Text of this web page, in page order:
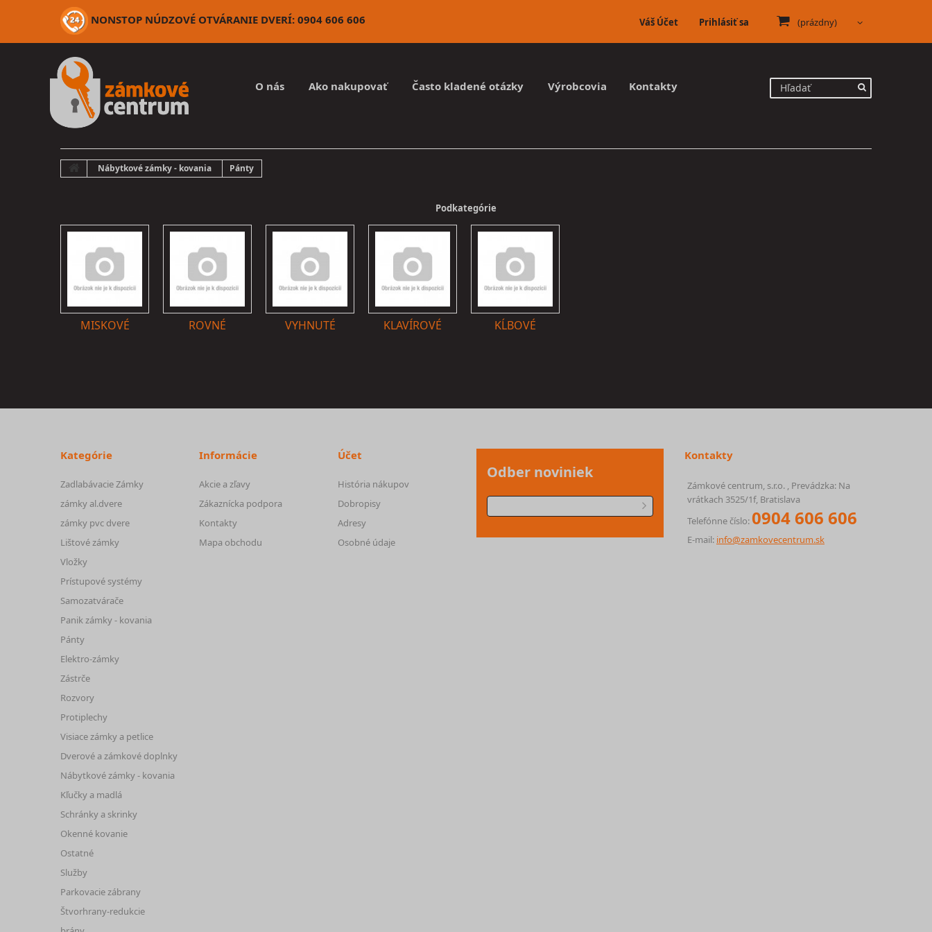
NONSTOP NÚDZOVÉ OTVÁRANIE DVERÍ: 0904 606 606 (prázdny)
Prihlásiť sa
Váš Účet
O nás Ako nakupovať Často kladené otázky Výrobcovia Kontakty
Nábytkové zámky - kovania Pánty
Podkategórie
MISKOVÉ ROVNÉ VYHNUTÉ KLAVÍROVÉ KĹBOVÉ
Kategórie
Zadlabávacie Zámky
zámky al.dvere
zámky pvc dvere
Lištové zámky
Vložky
Prístupové systémy
Samozatvárače
Panik zámky - kovania
Pánty
Elektro-zámky
Zástrče
Rozvory
Protiplechy
Visiace zámky a petlice
Dverové a zámkové doplnky
Nábytkové zámky - kovania
Kľučky a madlá
Schránky a skrinky
Okenné kovanie
Ostatné
Služby
Parkovacie zábrany
Štvorhrany-redukcie
Informácie
Akcie a zľavy
Zákaznícka podpora
Kontakty
Mapa obchodu
Účet
História nákupov
Dobropisy
Adresy
Osobné údaje
Odber noviniek
Kontakty
Zámkové centrum, s.r.o. , Prevádzka: Na
vrátkach 3525/1f, Bratislava
Telefónne číslo: 0904 606 606
E-mail: info@zamkovecentrum.sk